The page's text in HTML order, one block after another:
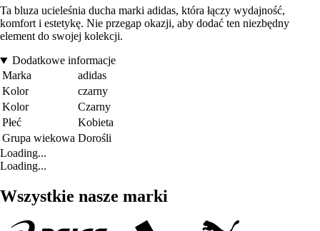
Ta bluza ucieleśnia ducha marki adidas, która łączy wydajność,
komfort i estetykę. Nie przegap okazji, aby dodać ten niezbędny
element do swojej kolekcji.
Dodatkowe informacje
Marka
adidas
Kolor
czarny
Kolor
Czarny
Płeć
Kobieta
Grupa wiekowa Dorośli
Loading...
Loading...
Wszystkie nasze marki